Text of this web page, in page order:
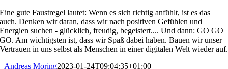
Eine gute Faustregel lautet: Wenn es sich richtig anfühlt, ist es das
auch. Denken wir daran, dass wir nach positiven Gefühlen und
Energien suchen - glücklich, freudig, begeistert.... Und dann: GO GO
GO. Am wichtigsten ist, dass wir Spaß dabei haben. Bauen wir unser
Vertrauen in uns selbst als Menschen in einer digitalen Welt wieder auf.
Andreas Moring2023-01-24T09:04:35+01:00